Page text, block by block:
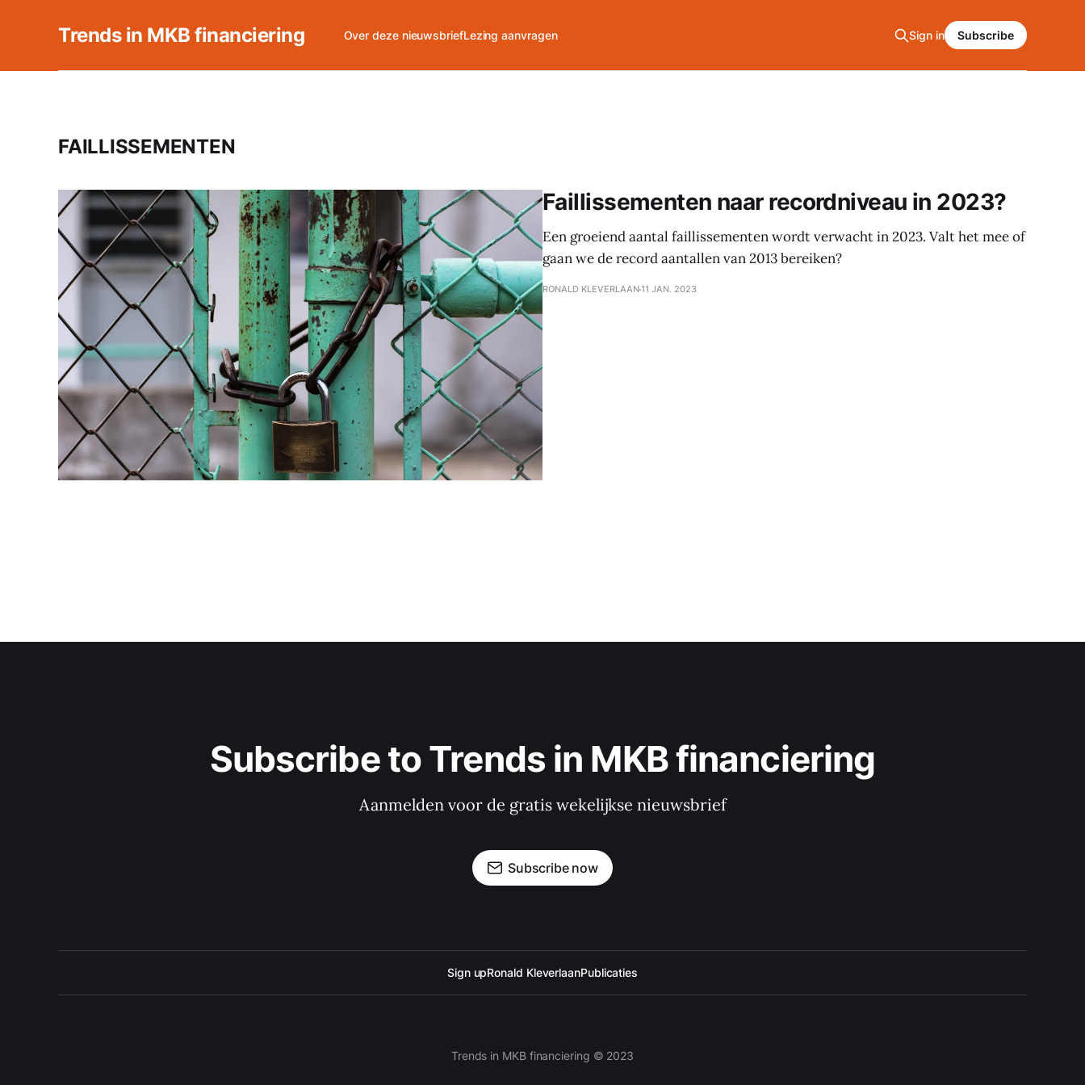
Trends in MKB financiering Over deze nieuwsbriefLezing aanvragen Sign in Subscribe
FAILLISSEMENTEN
Faillissementen naar recordniveau in 2023?
Een groeiend aantal faillissementen wordt verwacht in 2023. Valt het mee of
gaan we de record aantallen van 2013 bereiken?
RONALD KLEVERLAAN11 JAN. 2023
Subscribe to Trends in MKB financiering
Aanmelden voor de gratis wekelijkse nieuwsbrief
Subscribe now
Sign upRonald KleverlaanPublicaties
Trends in MKB financiering © 2023